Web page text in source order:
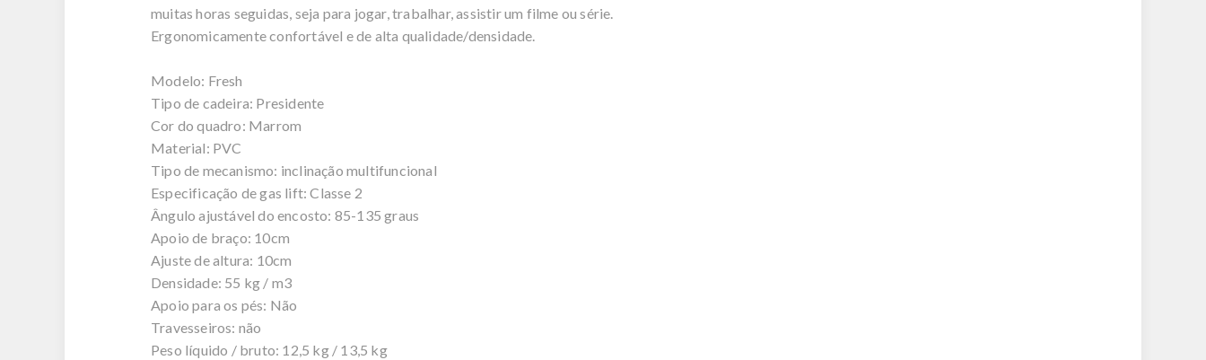
muitas horas seguidas, seja para jogar, trabalhar, assistir um filme ou série.
Ergonomicamente confortável e de alta qualidade/densidade.
Modelo: Fresh
Tipo de cadeira: Presidente
Cor do quadro: Marrom
Material: PVC
Tipo de mecanismo: inclinação multifuncional
Especificação de gas lift: Classe 2
Ângulo ajustável do encosto: 85-135 graus
Apoio de braço: 10cm
Ajuste de altura: 10cm
Densidade: 55 kg / m3
Apoio para os pés: Não
Travesseiros: não
Peso líquido / bruto: 12,5 kg / 13,5 kg